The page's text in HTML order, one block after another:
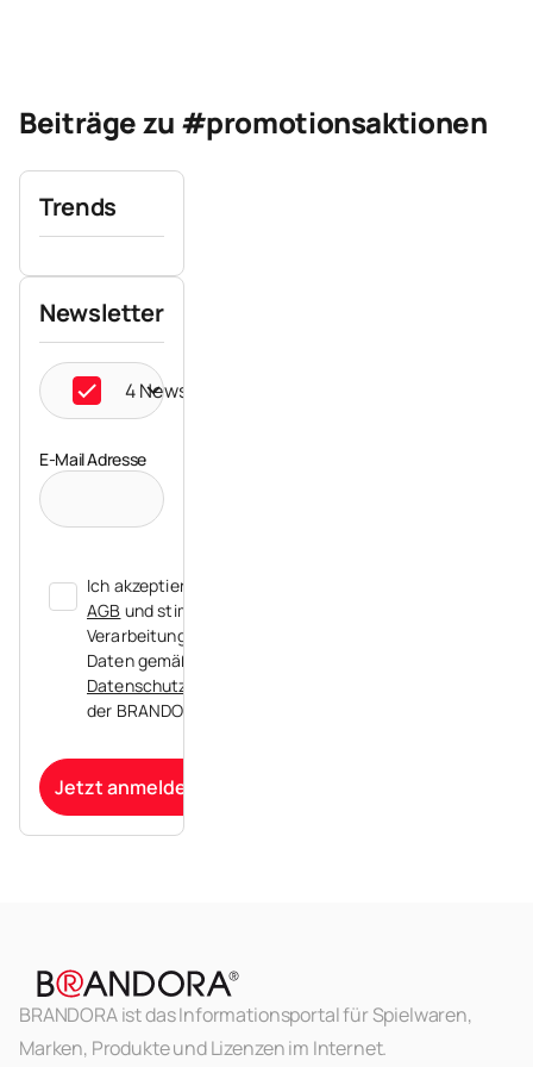
Beiträge zu #promotionsaktionen
Trends
Newsletter
4 Newsletter ausgewählt
E-Mail Adresse
Ich akzeptiere die
AGB und stimme der
Verarbeitung meiner
Daten gemäß der
Datenschutzerklärung
der BRANDORA zu.
Jetzt anmelden
BRANDORA ist das Informationsportal für Spielwaren,
Marken, Produkte und Lizenzen im Internet.